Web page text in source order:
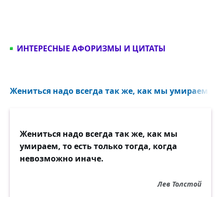
ИНТЕРЕСНЫЕ АФОРИЗМЫ И ЦИТАТЫ
Жениться надо всегда так же, как мы умираем, то
Жениться надо всегда так же, как мы
умираем, то есть только тогда, когда
невозможно иначе.
Лев Толстой